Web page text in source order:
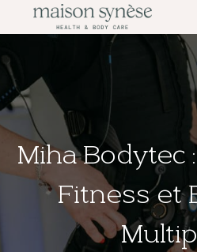
Miha Bodytec
Fitness et